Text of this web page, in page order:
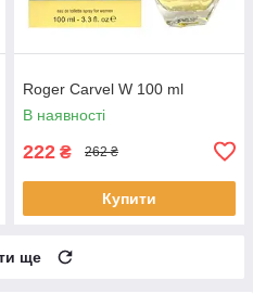
Roger Carvel W 100 ml
В наявності
222 ₴ 262 ₴
Купити
ще